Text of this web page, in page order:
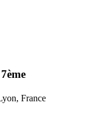
France